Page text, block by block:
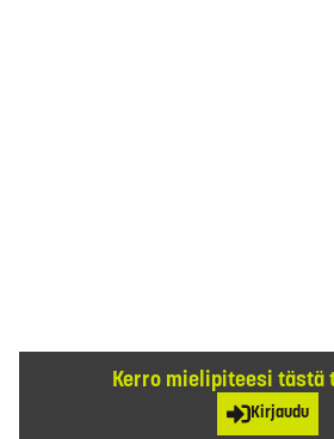
Kerro mielipiteesi tästä
Kirjaudu